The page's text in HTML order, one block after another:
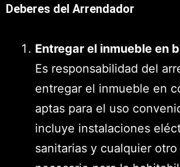
Deberes del Arrendador
Entregar el inmueble en
Es responsabilidad del
entregar el inmueble en
aptas para el uso
incluye instalaciones
sanitarias y cualquier